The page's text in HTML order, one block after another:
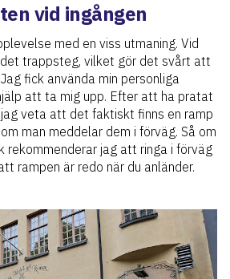
vid ingången
med en viss utmaning. Vid
det trappsteg, vilket gör det svårt att
fick använda min personliga
att ta mig upp. Efter att ha pratat
veta att det faktiskt finns en ramp
man meddelar dem i förväg. Så om
rekommenderar jag att ringa i förväg
rampen är redo när du anländer.